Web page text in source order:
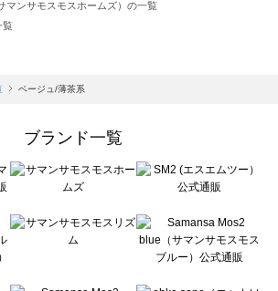
マンサモスモスホームズ）の一覧
覧
（ツハルバイサマンサモスモス）の一覧
サモスモス ブルー）の一覧
クラシック）の一覧
ル）の一覧
ブルー）の一覧
）の一覧
ベージュ/薄茶系
ブランド一覧